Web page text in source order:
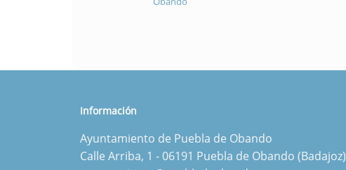
Información
Ayuntamiento de Puebla de Obando
Calle Arriba, 1 - 06191 Puebla de Obando (Badajoz)